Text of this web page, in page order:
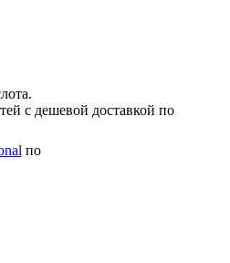
с дешевой доставкой по
по